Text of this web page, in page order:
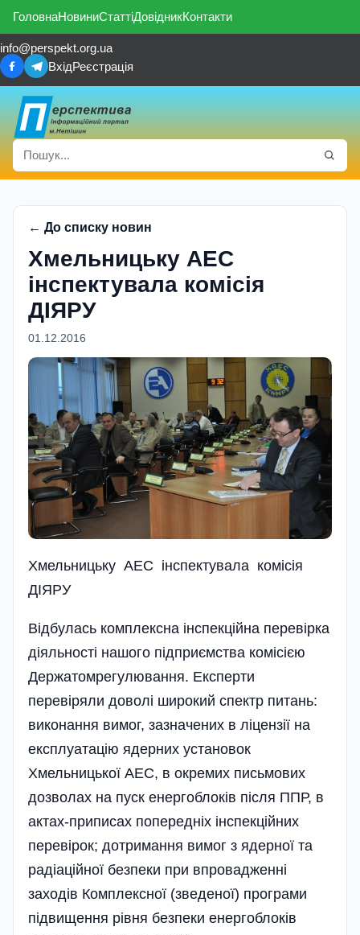
ГоловнаНовиниСтаттіДовідникКонтакти
info@perspekt.org.ua
ВхідРеєстрація
← До списку новин
Хмельницьку АЕС
інспектувала комісія
ДІЯРУ
01.12.2016
Хмельницьку АЕС інспектувала комісія
ДІЯРУ
Відбулась комплексна інспекційна перевірка
діяльності нашого підприємства комісією
Держатомрегулювання. Експерти
перевіряли доволі широкий спектр питань:
виконання вимог, зазначених в ліцензії на
експлуатацію ядерних установок
Хмельницької АЕС, в окремих письмових
дозволах на пуск енергоблоків після ППР, в
актах-приписах попередніх інспекційних
перевірок; дотримання вимог з ядерної та
радіаційної безпеки при впровадженні
заходів Комплексної (зведеної) програми
підвищення рівня безпеки енергоблоків